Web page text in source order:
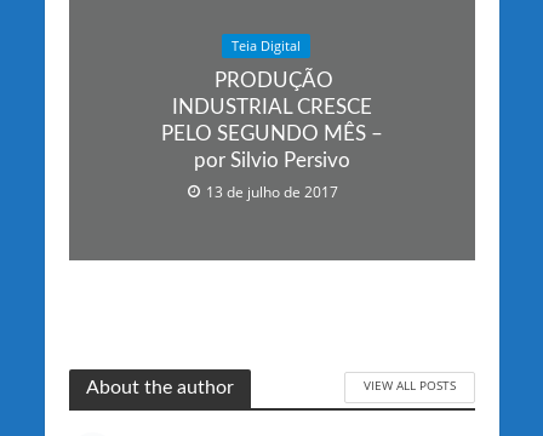
Teia Digital
PRODUÇÃO
INDUSTRIAL CRESCE
PELO SEGUNDO MÊS –
por Silvio Persivo
13 de julho de 2017
About the author VIEW ALL POSTS